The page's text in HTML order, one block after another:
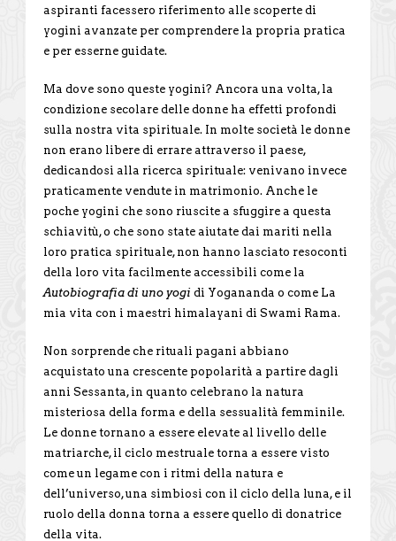
aspiranti facessero riferimento alle scoperte di
yogini avanzate per comprendere la propria pratica
e per esserne guidate.
Ma dove sono queste yogini? Ancora una volta, la
condizione secolare delle donne ha effetti profondi
sulla nostra vita spirituale. In molte società le donne
non erano libere di errare attraverso il paese,
dedicandosi alla ricerca spirituale: venivano invece
praticamente vendute in matrimonio. Anche le
poche yogini che sono riuscite a sfuggire a questa
schiavitù, o che sono state aiutate dai mariti nella
loro pratica spirituale, non hanno lasciato resoconti
della loro vita facilmente accessibili come la
Autobiografia di uno yogi di Yogananda o come La
mia vita con i maestri himalayani di Swami Rama.
Non sorprende che rituali pagani abbiano
acquistato una crescente popolarità a partire dagli
anni Sessanta, in quanto celebrano la natura
misteriosa della forma e della sessualità femminile.
Le donne tornano a essere elevate al livello delle
matriarche, il ciclo mestruale torna a essere visto
come un legame con i ritmi della natura e
dell’universo, una simbiosi con il ciclo della luna, e il
ruolo della donna torna a essere quello di donatrice
della vita.